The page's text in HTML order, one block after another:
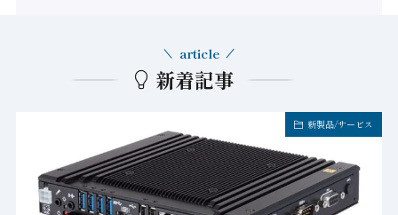
新着記事
article
新製品/サービス